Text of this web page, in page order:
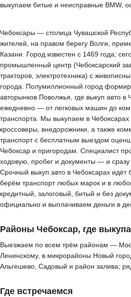
выкупаем битые и неисправные BMW,
Чебоксары — столица Чувашской
жителей, на правом берегу Волги,
Казани. Город известен с 1469 года;
промышленный центр (Чебоксарский
тракторов, электротехника) с
города. Полумиллионный город
авторынков Поволжья, где выкуп авто в
ежедневно — от легковых машин до
транспорта. Мы выкупаем в Чебоксарах
кроссоверы, внедорожники, а также
транспорт с бесплатным выездом
Чебоксар и пригородам. Специалист
ходовую, пробег и документы — и сразу
Срочный выкуп авто в Чебоксарах идёт
берём транспорт любых марок и в
кредитный, залоговый, битый и без
официально и выплачиваем деньги в
Районы Чебоксар, где
Выезжаем по всем трём районам —
Ленинскому, в микрорайоны Новый
Альгешево, Садовый и район залива;
Где встречаемся